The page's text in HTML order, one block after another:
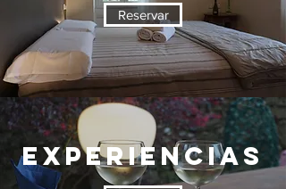
Reservar
EXPERIENCIAS